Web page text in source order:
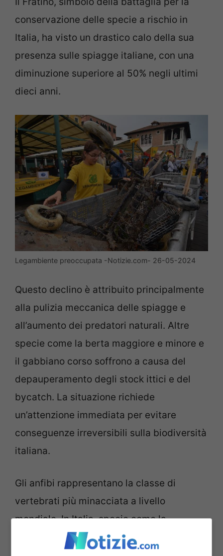
conservazione delle specie a rischio in
Italia, ha visto un drastico calo della sua
presenza sulle spiagge italiane, con una
diminuzione superiore al 50% negli ultimi
dieci anni.
Legambiente preoccupata -Notizie.com- 26-05-2024
Questo declino è attribuito principalmente
alla pulizia meccanica delle spiagge e
all’aumento dei predatori naturali. Altre
specie come la berta maggiore e minore e
il gabbiano corso soffrono a causa del
depauperamento degli stock ittici e del
bycatch. La situazione richiede
un’attenzione immediata per evitare
conseguenze irreversibili sulla biodiversità
italiana.
Gli anfibi rappresentano la classe di
vertebrati più minacciata a livello
mondiale. In Italia, specie come la
salamandra di Aurora nelle Prealpi